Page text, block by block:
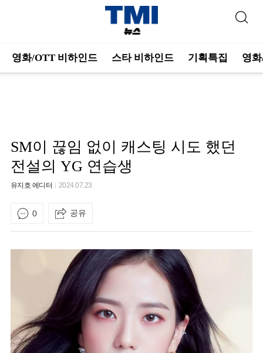
영화/OTT 비하인드 스타 비하인드 기획특집 영
SM이 끊임 없이 캐스팅 시도 했던
전설의 YG 연습생
유지호 에디터 2024.07.23
0 공유